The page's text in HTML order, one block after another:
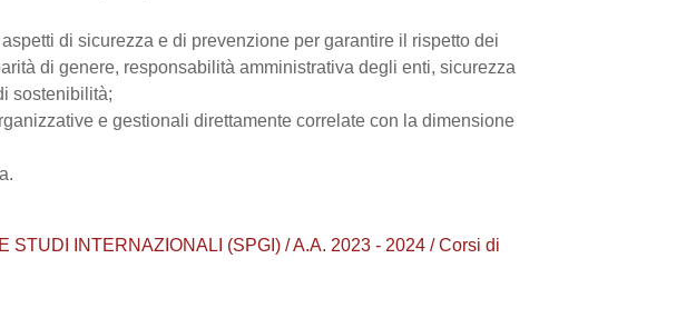
di sicurezza e di prevenzione per garantire il rispetto dei
di genere, responsabilità amministrativa degli enti, sicurezza
sostenibilità;
e gestionali direttamente correlate con la dimensione
INTERNAZIONALI (SPGI) / A.A. 2023 - 2024 / Corsi di